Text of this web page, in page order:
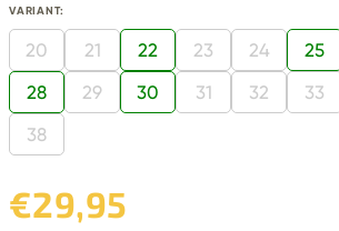
VARIANT:
20 21 22 23 24 25
28
29 30 31 32 33
38
€29,95